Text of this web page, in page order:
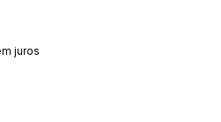
juros